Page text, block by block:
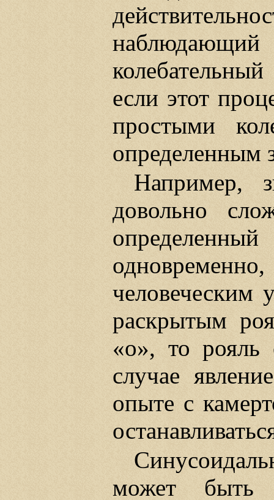
если этот
простыми
определенным
Например,
довольно
человеческим
раскрытым
«о», то рояль
случае
опыте с
может быть